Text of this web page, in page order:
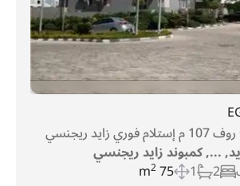
..., كمبوند زايد ريجنسي
2
1
75 m
2